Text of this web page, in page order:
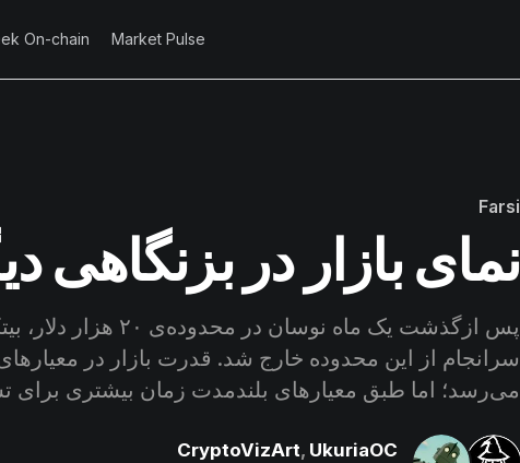
Market Pulse
On-chain
Farsi
نمای بازار در بزنگاهی
پس ازگذشت یک ماه نوسان
سرانجام از این محدوده خارج شد. قدرت بازار در
می‌رسد؛ اما طبق معیارهای بلندمدت زمان بیشتری برای
CryptoVizArt, UkuriaOC